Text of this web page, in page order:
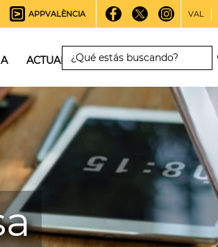
APPVALÈNCIA VAL
ACTUALIDAD